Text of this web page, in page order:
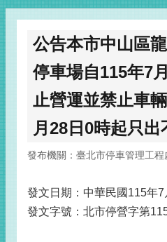
公告本市中山區
停車場自115年7
止營運並禁止車
月28日0時起只出
發布機關：臺北市停車管理工程
發文日期：中華民國115年7
發文字號：北市停營字第